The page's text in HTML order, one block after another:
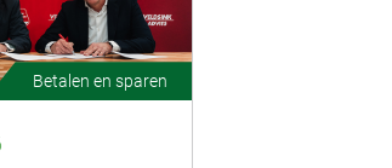
Betalen en sparen